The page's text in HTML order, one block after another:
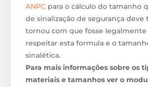
ANPC para o cálculo do tamanho
de sinalização de segurança deve
tornou com que fosse
respeitar esta formula e o
sinalética.
Para mais informações sobre os
materiais e tamanhos ver o